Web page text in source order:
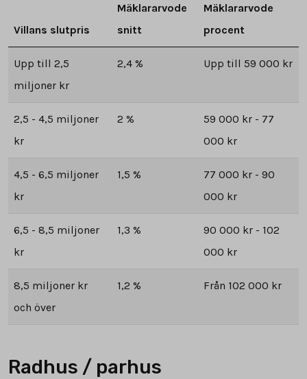
Villans slutpris
Mäklararvode
snitt
Mäklararvode
procent
Upp till 2,5
miljoner kr
2,4 % Upp till 59 000 kr
2,5 - 4,5 miljoner
kr
2 %
59 000 kr - 77
000 kr
4,5 - 6,5 miljoner
kr
1,5 %
77 000 kr - 90
000 kr
6,5 - 8,5 miljoner
kr
1,3 %
90 000 kr - 102
000 kr
8,5 miljoner kr
och över
1,2 % Från 102 000 kr
Radhus / parhus